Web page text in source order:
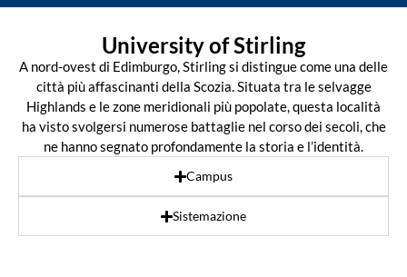
University of Stirling
A nord-ovest di Edimburgo, Stirling si distingue come una delle
città più affascinanti della Scozia. Situata tra le selvagge
Highlands e le zone meridionali più popolate, questa località
ha visto svolgersi numerose battaglie nel corso dei secoli, che
ne hanno segnato profondamente la storia e l’identità.
Campus
Sistemazione